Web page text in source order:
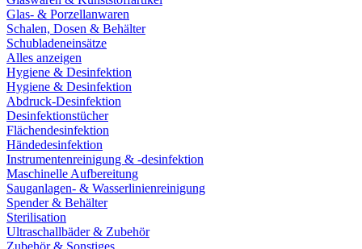
Glas- & Porzellanwaren
Schalen, Dosen & Behälter
Schubladeneinsätze
Alles anzeigen
Hygiene & Desinfektion
Hygiene & Desinfektion
Abdruck-Desinfektion
Desinfektionstücher
Flächendesinfektion
Händedesinfektion
Instrumentenreinigung & -desinfektion
Maschinelle Aufbereitung
Sauganlagen- & Wasserlinienreinigung
Spender & Behälter
Sterilisation
Ultraschallbäder & Zubehör
Zubehör & Sonstiges